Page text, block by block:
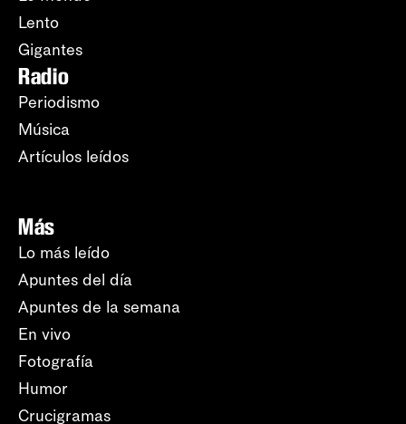
Lento
Gigantes
Radio
Periodismo
Música
Artículos leídos
Más
Lo más leído
Apuntes del día
Apuntes de la semana
En vivo
Fotografía
Humor
Crucigramas